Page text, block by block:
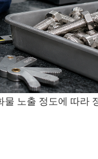
노출 정도에 따라